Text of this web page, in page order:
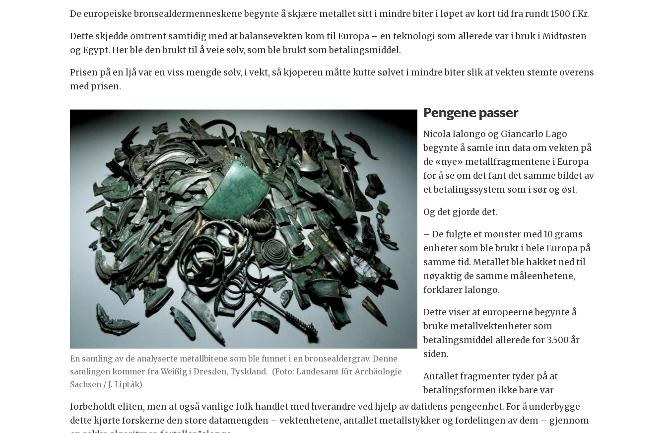
De europeiske bronsealdermenneskene begynte å skjære metallet sitt i mindre biter i løpet av kort tid fra rundt 1500 f.Kr.
Dette skjedde omtrent samtidig med at balansevekten kom til Europa – en teknologi som allerede var i bruk i Midtøsten
og Egypt. Her ble den brukt til å veie sølv, som ble brukt som betalingsmiddel.
Prisen på en ljå var en viss mengde sølv, i vekt, så kjøperen måtte kutte sølvet i mindre biter slik at vekten stemte overens
med prisen.
En samling av de analyserte metallbitene som ble funnet i en bronsealdergrav. Denne
samlingen kommer fra Weißig i Dresden, Tyskland. (Foto: Landesamt für Archäologie
Sachsen / J. Lipták)
Pengene passer
Nicola Ialongo og Giancarlo Lago
begynte å samle inn data om vekten på
de «nye» metallfragmentene i Europa
for å se om det fant det samme bildet av
et betalingssystem som i sør og øst.
Og det gjorde det.
– De fulgte et mønster med 10 grams
enheter som ble brukt i hele Europa på
samme tid. Metallet ble hakket ned til
nøyaktig de samme måleenhetene,
forklarer Ialongo.
Dette viser at europeerne begynte å
bruke metallvektenheter som
betalingsmiddel allerede for 3.500 år
siden.
Antallet fragmenter tyder på at
betalingsformen ikke bare var
forbeholdt eliten, men at også vanlige folk handlet med hverandre ved hjelp av datidens pengeenhet. For å underbygge
dette kjørte forskerne den store datamengden – vektenhetene, antallet metallstykker og fordelingen av dem – gjennom